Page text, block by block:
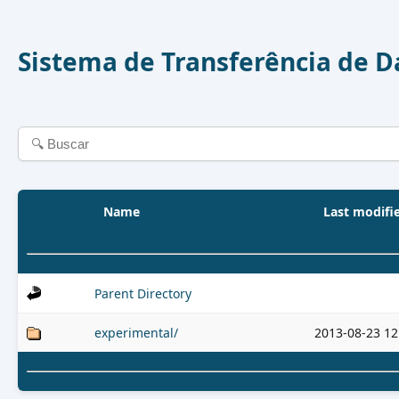
Sistema de Transferência de
Name Last
Parent Directory
experimental/ 2013-08-23